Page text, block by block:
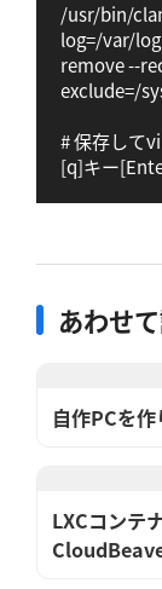
/usr/bin/
log=/var/
remove --
exclude=/
# 保存して
[q]キー
あわせ
自作PCを
LXCコンテ